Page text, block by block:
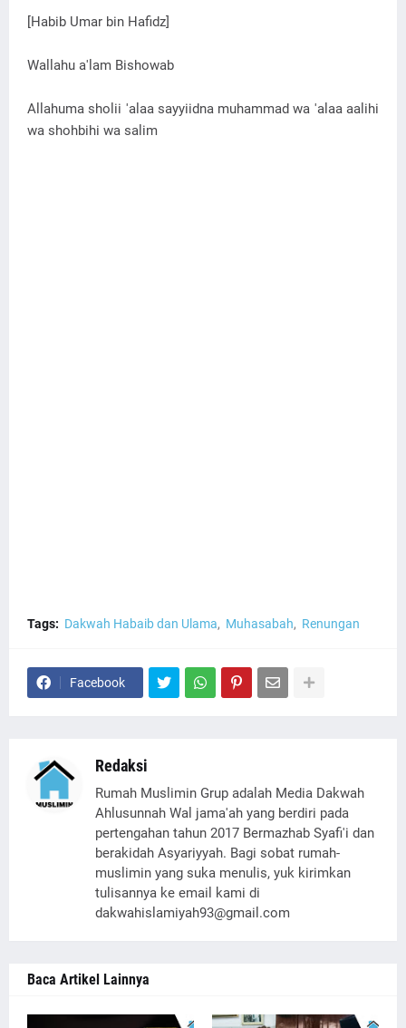
[Habib Umar bin Hafidz]
Wallahu a'lam Bishowab
Allahuma sholii 'alaa sayyiidna muhammad wa 'alaa aalihi
wa shohbihi wa salim
Tags: Dakwah Habaib dan Ulama Muhasabah Renungan
Facebook
Redaksi
Rumah Muslimin Grup adalah Media Dakwah
Ahlusunnah Wal jama'ah yang berdiri pada
pertengahan tahun 2017 Bermazhab Syafi'i dan
berakidah Asyariyyah. Bagi sobat rumah-
muslimin yang suka menulis, yuk kirimkan
tulisannya ke email kami di
dakwahislamiyah93@gmail.com
Baca Artikel Lainnya